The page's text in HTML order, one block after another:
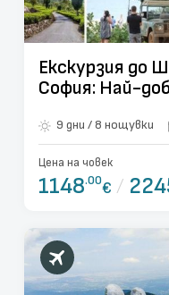
Екскурзия до
София: Най-
9 дни / 8 нощувки
Цена на човек
1148.00€ /